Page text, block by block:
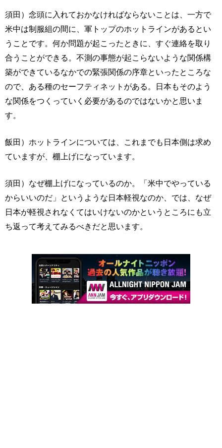
須田）念頭に入れておかなければならないことは、一方で
米中は制服組の間に、軍トップのホットラインがあるとい
うことです。何か問題が起こったときに、すぐ連絡を取り
合うことができる。不測の事態が起こらないような関係構
築ができているなかでの緊張関係の序章といったところな
ので、ある種のセーフティネットがある。日本もそのよう
な関係をつくっていく必要があるのではないかと思いま
す。
飯田）ホットラインについては、これまでも日本側は求め
ていますが、棚上げになっています。
須田）なぜ棚上げになっているのか。「米中でやっている
からいいのだ」というような日本軽視なのか、では、なぜ
日本が軽視されなくてはいけないのかというところにも立
ち返って考えてみるべきだと思います。